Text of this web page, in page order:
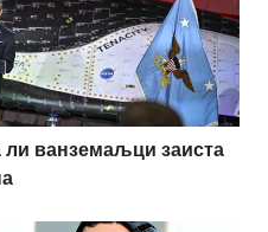
ли ванземаљци заиста